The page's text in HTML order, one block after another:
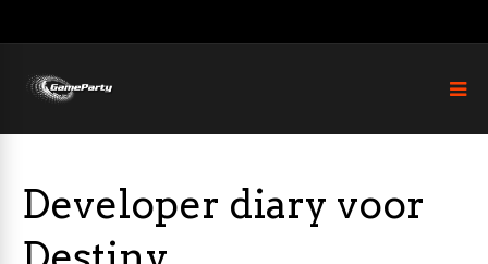
Developer diary voor